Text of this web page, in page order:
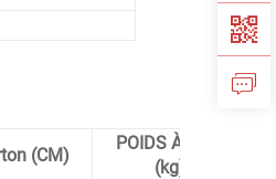
(CM)
POIDS À VIDE
(kg)